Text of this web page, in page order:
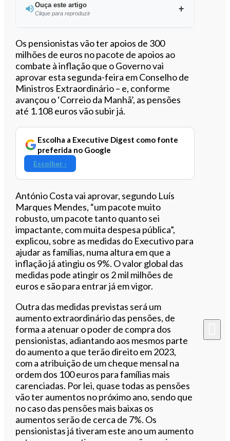
Ouça este artigo
Clique para reproduzir
Ouvir este artigo
Os pensionistas vão ter apoios de 300
milhões de euros no pacote de apoios ao
combate à inflação que o Governo vai
aprovar esta segunda-feira em Conselho de
Ministros Extraordinário – e, conforme
avançou o ‘Correio da Manhã’, as pensões
até 1.108 euros vão subir já.
Escolha a Executive Digest como fonte
preferida no Google
Escolher ›
António Costa vai aprovar, segundo Luís
Marques Mendes, “um pacote muito
robusto, um pacote tanto quanto sei
impactante, com muita despesa pública”,
explicou, sobre as medidas do Executivo para
ajudar as famílias, numa altura em que a
inflação já atingiu os 9%. O valor global das
medidas pode atingir os 2 mil milhões de
euros e são para entrar já em vigor.
Outra das medidas previstas será um
aumento extraordinário das pensões, de
forma a atenuar o poder de compra dos
pensionistas, adiantando aos mesmos parte
do aumento a que terão direito em 2023,
com a atribuição de um cheque mensal na
ordem dos 100 euros para famílias mais
carenciadas. Por lei, quase todas as pensões
vão ter aumentos no próximo ano, sendo que
no caso das pensões mais baixas os
aumentos serão de cerca de 7%. Os
pensionistas já tiveram este ano um aumento